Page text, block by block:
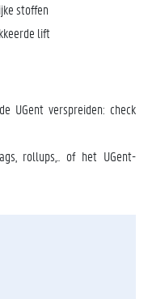
stoffen
lift
UGent verspreiden: check
rollups,.. of het UGent-